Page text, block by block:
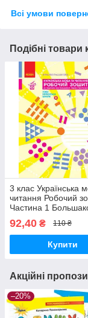
Всі умови
Подібні товари
3 клас Українська
читання Робочий
Частина 1
Ранок
92,40 ₴ 110 ₴
Купити
Акційні
–20%